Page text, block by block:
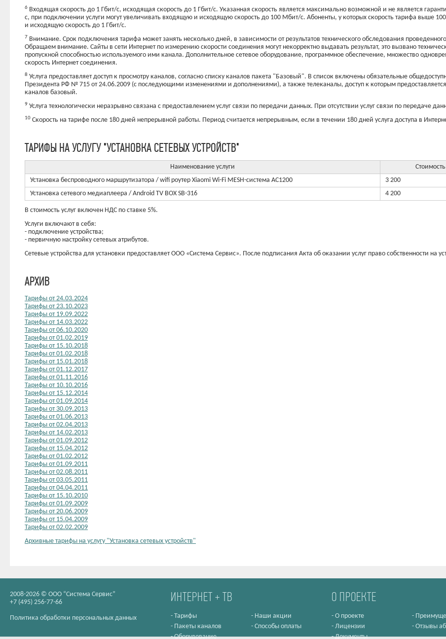
6 Входящая скорость до 1 Гбит/с, исходящая скорость до 1 Гбит/с. Указанная скорость является максимально возможной и не является
с, при подключении услуги могут увеличивать входящую и исходящую скорость до 100 Мбит/с. Абоненты, у которых скорость тарифа выше
и исходящую скорость до 1 Гбит/с.
7 Внимание. Срок подключения тарифа может занять несколько дней, в зависимости от результатов технического обследования
Обращаем внимание. Сайты в сети Интернет по измерению скорости соединения могут некорректно выдавать результат, это вызвано
пропускной способностью используемого ими канала. Дополнительное сетевое оборудование, программное обеспечение, множество
скорость Интернет соединения.
8 Услуга предоставляет доступ к просмотру каналов, согласно списку каналов пакета "Базовый". В список включены обязательные
Президента РФ № 715 от 24.06.2009 (с последующими изменениями и дополнениями), а также телеканалы, доступ к которым
каналов базовый.
9 Услуга технологически неразрывно связана с предоставлением услуг связи по передачи данных. При отсутствии услуг связи по передаче
10 Скорость на тарифе после 180 дней непрерывной работы. Период считается непрерывным, если в течении 180 дней услуга доступа в
ТАРИФЫ НА УСЛУГУ "УСТАНОВКА СЕТЕВЫХ УСТРОЙСТВ"
Наименование услуги
Установка беспроводного маршрутизатора / wifi роутер Xiaomi Wi-Fi MESH-система AC1200
3 200
Установка сетевого медиаплеера / Android TV BOX SB-316
4 200
В стоимость услуг включен НДС по ставке 5%.
Услуги включают в себя:
- подключение устройства;
- первичную настройку сетевых атрибутов.
Сетевые устройства для установки предоставляет ООО «Система Сервис». После подписания Акта об оказании услуг право собственности на
АРХИВ
Тарифы от 24.03.2024
Тарифы от 23.10.2023
Тарифы от 19.09.2022
Тарифы от 14.03.2022
Тарифы от 06.10.2020
Тарифы от 01.02.2019
Тарифы от 15.10.2018
Тарифы от 01.02.2018
Тарифы от 15.01.2018
Тарифы от 01.12.2017
Тарифы от 01.11.2016
Тарифы от 10.10.2016
Тарифы от 15.12.2014
Тарифы от 01.09.2014
Тарифы от 30.09.2013
Тарифы от 01.06.2013
Тарифы от 02.04.2013
Тарифы от 14.02.2013
Тарифы от 01.09.2012
Тарифы от 15.04.2012
Тарифы от 01.02.2012
Тарифы от 01.09.2011
Тарифы от 02.08.2011
Тарифы от 03.05.2011
Тарифы от 04.04.2011
Тарифы от 15.10.2010
Тарифы от 01.09.2009
Тарифы от 20.06.2009
Тарифы от 15.04.2009
Тарифы от 02.02.2009
Архивные тарифы на услугу "Установка сетевых устройств"
2008-2026 © ООО “Система Сервис”
+7 (495) 256-77-66
Политика обработки персональных данных
ИНТЕРНЕТ + ТВ
- Тарифы
- Пакеты каналов
-Оборудование
- Наши акции
- Способы оплаты
О ПРОЕКТЕ
- О проекте
- Лицензии
-Документы
-
- Отзывы